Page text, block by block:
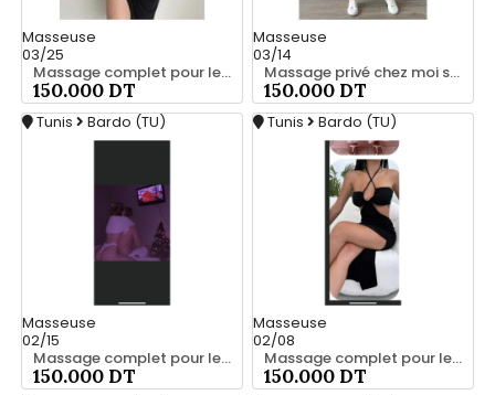
Masseuse
03/25
Massage complet pour les hommes srd 20466285
150.000 DT
Masseuse
03/14
Massage privé chez moi srd 55066248
150.000 DT
Tunis Bardo (TU)
Masseuse
02/15
Massage complet pour les hommes srd à bardo 55066248
150.000 DT
Tunis Bardo (TU)
Masseuse
02/08
Massage complet pour les hommes srd 55066248
150.000 DT